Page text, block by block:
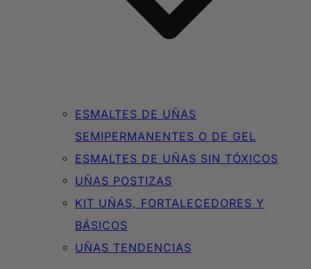
ESMALTES DE UÑAS
SEMIPERMANENTES O DE GEL
ESMALTES DE UÑAS SIN TÓXICOS
UÑAS POSTIZAS
KIT UÑAS, FORTALECEDORES Y
BÁSICOS
UÑAS TENDENCIAS